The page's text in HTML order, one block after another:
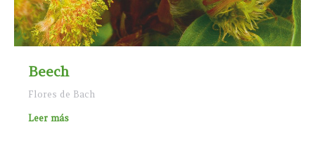
Beech
Flores de Bach
Leer más